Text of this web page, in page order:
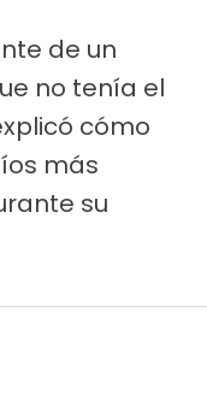
de un
no tenía el
cómo
más
su